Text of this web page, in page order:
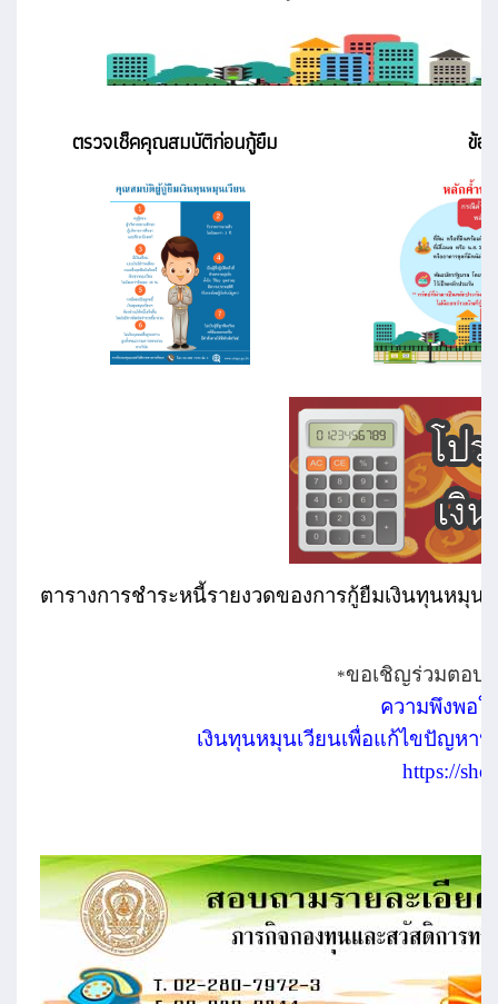
ตรวจเช็คคุณสมบัติก่อนกู้ยืม ข้อ
ตารางการชำระหนี้รายงวดของการกู้ยืมเงินทุนหมุน
*ขอเชิญร่วมตอบ
ความพึงพอใ
เงินทุนหมุนเวียนเพื่อแก้ไขปัญหา
https://